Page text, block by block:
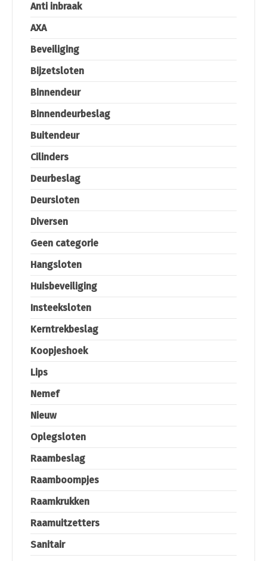
Anti inbraak
AXA
Beveiliging
Bijzetsloten
Binnendeur
Binnendeurbeslag
Buitendeur
Cilinders
Deurbeslag
Deursloten
Diversen
Geen categorie
Hangsloten
Huisbeveiliging
Insteeksloten
Kerntrekbeslag
Koopjeshoek
Lips
Nemef
Nieuw
Oplegsloten
Raambeslag
Raamboompjes
Raamkrukken
Raamuitzetters
Sanitair